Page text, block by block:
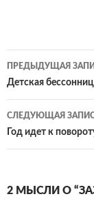
Навигация
по
записям
ПРЕДЫДУЩАЯ
Детская
СЛЕДУЮЩАЯ
Год идет к
2 МЫСЛИ О